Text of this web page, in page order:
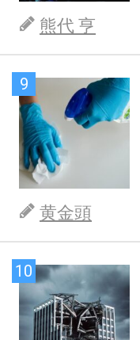
熊代 亨
9
黄金頭
10